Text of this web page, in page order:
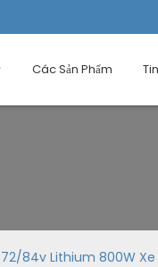
Các Sản Phẩm
84v Lithium 800W